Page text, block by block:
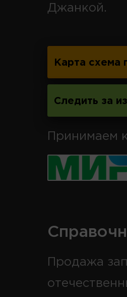
Джанкой.
Карта схема
Следить за
Принимаем
Продажа